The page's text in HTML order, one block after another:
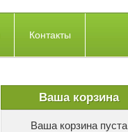
Контакты
Ваша корзина
Ваша корзина пуста